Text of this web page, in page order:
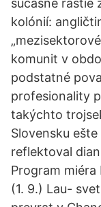
súčasne rastie
kolónií:
komunit v
podstatné
profesionality
takýchto
Slovensku
reflektoval
Program miéra
(1. 9.) Lau-